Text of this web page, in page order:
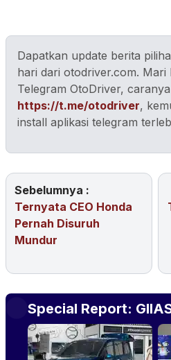
Dapatkan update berita
hari dari otodriver.com. Mari
Telegram OtoDriver,
https://t.me/otodriver,
install aplikasi telegram
Sebelumnya :
Ternyata CEO Honda
Pernah Disuruh
Mundur
Special Report: